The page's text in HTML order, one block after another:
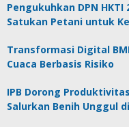
Pengukuhkan DPN HKTI
Satukan Petani untuk
Transformasi Digital
Cuaca Berbasis Risiko
IPB Dorong
Salurkan Benih Unggul